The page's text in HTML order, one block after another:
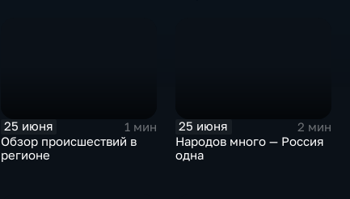
25 июня
1 мин
Обзор происшествий в
регионе
25 июня
2 мин
Народов много — Россия
одна